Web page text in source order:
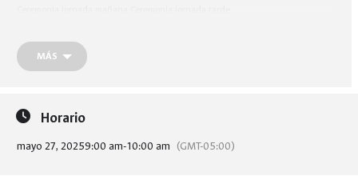
MÁS
Horario
mayo 27, 20259:00 am-10:00 am (GMT-05:00)